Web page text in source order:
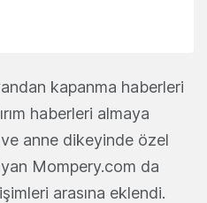
kapanma haberleri
haberleri almaya
anne dikeyinde özel
Mompery.com da
arasına eklendi.